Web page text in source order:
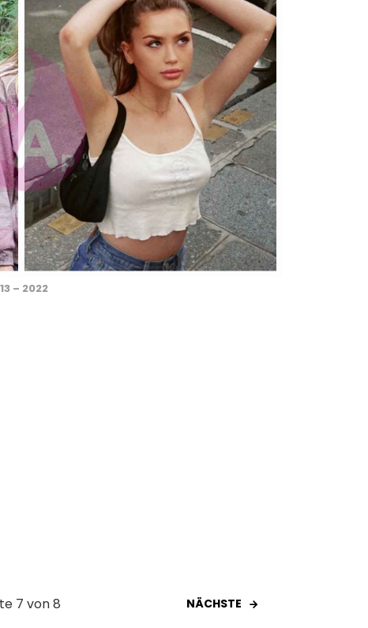
– 2022
7 von 8 NÄCHSTE